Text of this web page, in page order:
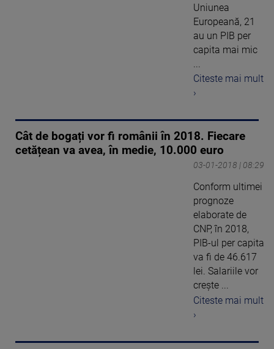
Uniunea
Europeană, 21
au un PIB per
capita mai mic
Citeste mai mult
›
Cât de bogați vor fi românii în 2018. Fiecare
cetățean va avea, în medie, 10.000 euro
03-01-2018 | 08:29
Conform ultimei
prognoze
elaborate de
CNP, în 2018,
PIB-ul per capita
va fi de 46.617
lei. Salariile vor
crește ...
Citeste mai mult
›